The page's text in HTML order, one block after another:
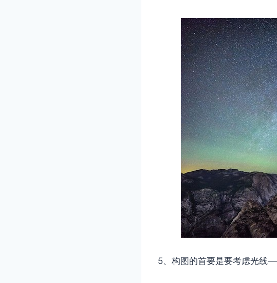
5、构图的首要是要考虑光线